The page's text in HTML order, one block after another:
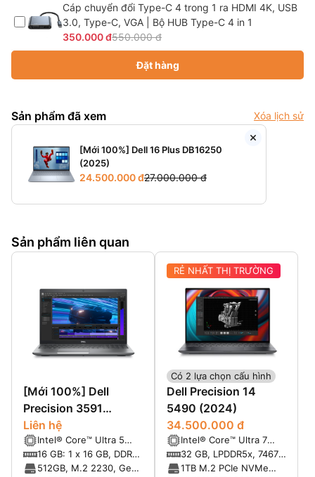
Cáp chuyển đổi Type-C 4 trong 1 ra HDMI 4K, USB
3.0, Type-C, VGA | Bộ HUB Type-C 4 in 1
350.000 đ550.000 đ
Đặt hàng
Sản phẩm đã xem Xóa lịch sử
[Mới 100%] Dell 16 Plus DB16250
(2025)
24.500.000 đ27.000.000 đ
Sản phẩm liên quan
[Mới 100%] Dell
Precision 3591
(2024)
Liên hệ
Intel® Core™ Ultra 5
135H vPro® Enterprise
(18 MB cache, 14 cores,
16 GB: 1 x 16 GB, DDR5,
5600 MT/s, non-ECC
512GB, M.2 2230, Gen4
Có 2 lựa chọn cấu hình
RẺ NHẤT THỊ TRƯỜNG
Dell Precision 14
5490 (2024)
34.500.000 đ
Intel® Core™ Ultra 7
165H vPro® Enterprise
(24 MB cache, 16
32 GB, LPDDR5x, 7467
MT/s, dual-channel
1TB M.2 PCIe NVMe